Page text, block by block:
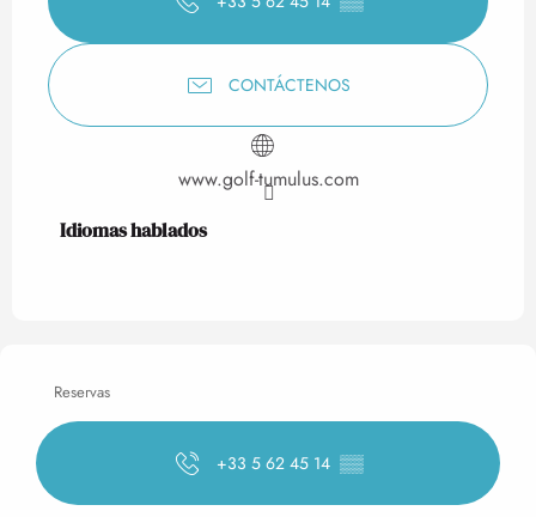
CONTÁCTENOS
www.golf-tumulus.com
Idiomas hablados
Idiomas hablados
Reservas
+33 5 62 45 14 ▒▒